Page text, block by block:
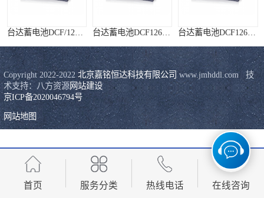
台达蓄电池DCF126-12/100 台达蓄电池DCF126-12/38 易事特UPS电源
Copyright 2022-2022 北京嘉铭恒达科技有限公司 www.jmhddl.com   技
术支持：八方资源网站建设
京ICP备2020046794号
网站地图
首页 服务分类 热线电话 在线咨询
UPS电源蓄电池
EPS直流屏蓄电
池